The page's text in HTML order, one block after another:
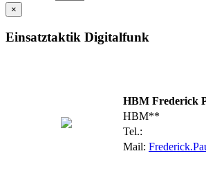
×
Einsatztaktik Digitalfunk
HBM Frederick
HBM**
Tel.:
Mail: